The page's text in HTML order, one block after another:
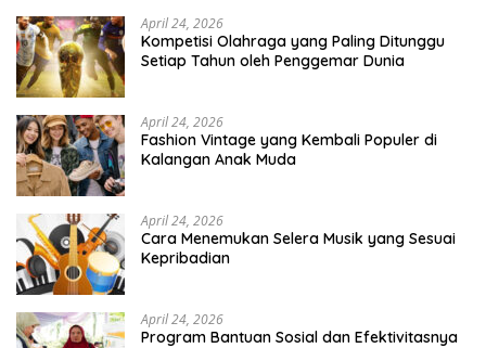
April 24, 2026
Kompetisi Olahraga yang Paling Ditunggu
Setiap Tahun oleh Penggemar Dunia
April 24, 2026
Fashion Vintage yang Kembali Populer di
Kalangan Anak Muda
April 24, 2026
Cara Menemukan Selera Musik yang Sesuai
Kepribadian
April 24, 2026
Program Bantuan Sosial dan Efektivitasnya